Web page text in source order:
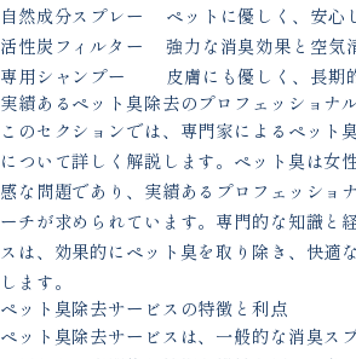
自然成分スプレー
ペットに優しく、安心
活性炭フィルター
強力な消臭効果と空気
専用シャンプー
皮膚にも優しく、長期
実績あるペット臭除去のプロフェッショナ
このセクションでは、専門家によるペット
について詳しく解説します。ペット臭は女
感な問題であり、実績あるプロフェッショ
ーチが求められています。専門的な知識と
スは、効果的にペット臭を取り除き、快適
します。
ペット臭除去サービスの特徴と利点
ペット臭除去サービスは、一般的な消臭ス